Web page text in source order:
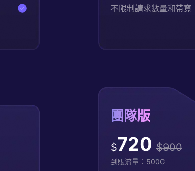
不限制請求數量和帶寬
團隊版
$720 $900
到賬流量： 500G